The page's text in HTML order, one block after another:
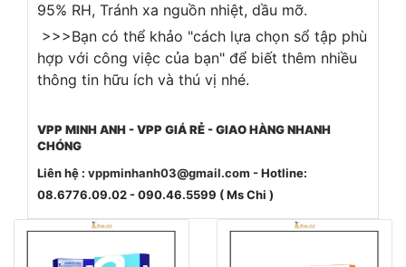
95% RH, Tránh xa nguồn nhiệt, dầu mỡ.
>>>Bạn có thể khảo "cách lựa chọn sổ tập phù
hợp với công việc của bạn" để biết thêm nhiều
thông tin hữu ích và thú vị nhé.
VPP MINH ANH - VPP GIÁ RẺ - GIAO HÀNG NHANH
CHÓNG
Liên hệ : vppminhanh03@gmail.com - Hotline:
08.6776.09.02 - 090.46.5599 ( Ms Chi )